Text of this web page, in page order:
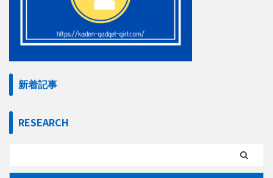
新着記事
RESEARCH